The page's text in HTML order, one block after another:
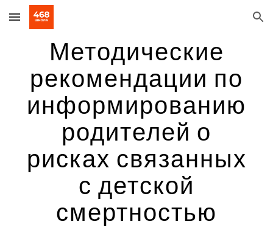
Skip to main content Skip to navigation
Методические
рекомендации по
информированию
родителей о
рисках связанных
с детской
смертностью